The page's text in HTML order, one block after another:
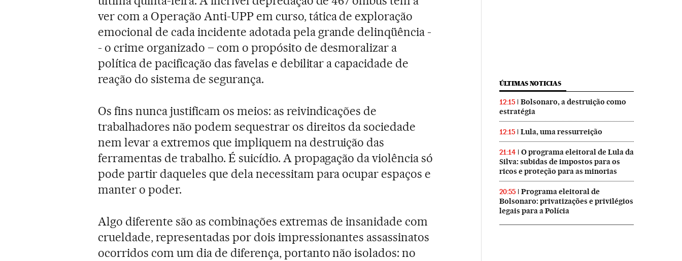
ver com a Operação Anti-UPP em curso, tática de exploração
emocional de cada incidente adotada pela grande delinqüência -
- o crime organizado – com o propósito de desmoralizar a
política de pacificação das favelas e debilitar a capacidade de
reação do sistema de segurança.
Os fins nunca justificam os meios: as reivindicações de
trabalhadores não podem sequestrar os direitos da sociedade
nem levar a extremos que impliquem na destruição das
ferramentas de trabalho. É suicídio. A propagação da violência só
pode partir daqueles que dela necessitam para ocupar espaços e
manter o poder.
Algo diferente são as combinações extremas de insanidade com
crueldade, representadas por dois impressionantes assassinatos
ocorridos com um dia de diferença, portanto não isolados: no
ÚLTIMAS NOTICIAS
12:15
Bolsonaro, a destruição como
estratégia
12:15 Lula, uma ressurreição
21:14
O programa eleitoral de Lula da
Silva: subidas de impostos para os
ricos e proteção para as minorias
20:55
Programa eleitoral de
Bolsonaro: privatizações e privilégios
legais para a Polícia